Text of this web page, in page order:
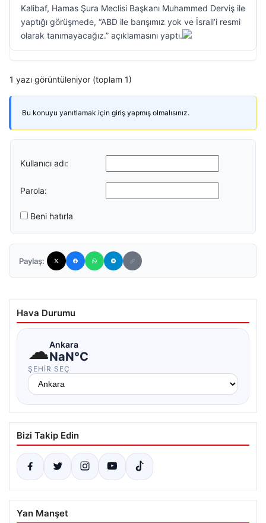
Kalibaf, Hamas Şura Meclisi Başkanı Muhammed Derviş ile
yaptığı görüşmede, “ABD ile barışımız yok ve İsrail’i resmi
olarak tanımayacağız.” açıklamasını yaptı.
1 yazı görüntüleniyor (toplam 1)
Bu konuyu yanıtlamak için giriş yapmış olmalısınız.
Kullanıcı adı:
Parola:
Beni hatırla
Paylaş:
Hava Durumu
☁Ankara
NaN°C
ŞEHIR SEÇ
Bizi Takip Edin
Yan Manşet